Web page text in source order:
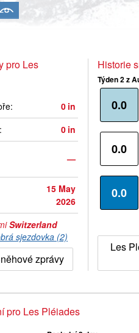
pro Les
0 in
0 in
—
15 May
2026
Switzerland
sjezdovka (2)
zprávy
Historie
Týden 2 z
0.0
0.0
0.0
Les
pro Les Pléiades